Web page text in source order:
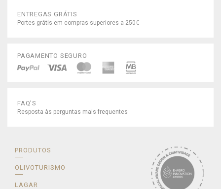
ENTREGAS GRÁTIS
Portes grátis em compras superiores a 250€
PAGAMENTO SEGURO
FAQ'S
Resposta às perguntas mais frequentes
PRODUTOS
OLIVOTURISMO
LAGAR